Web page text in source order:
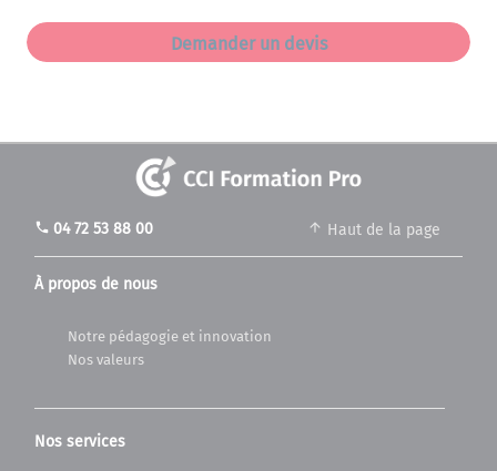
Demander un devis
À propos de nous
Notre pédagogie et innovation
Nos valeurs
Nos services
Haut de la page
phone 04 72 53 88 00